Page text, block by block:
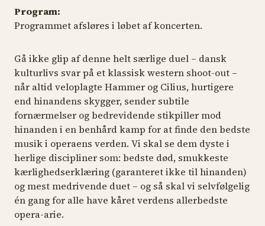
Program:
Programmet afsløres i løbet af koncerten.
Gå ikke glip af denne helt særlige duel – dansk
kulturlivs svar på et klassisk western shoot-out –
når altid veloplagte Hammer og Cilius, hurtigere
end hinandens skygger, sender subtile
fornærmelser og bedrevidende stikpiller mod
hinanden i en benhård kamp for at finde den bedste
musik i operaens verden. Vi skal se dem dyste i
herlige discipliner som: bedste død, smukkeste
kærlighedserklæring (garanteret ikke til hinanden)
og mest medrivende duet – og så skal vi selvfølgelig
én gang for alle have kåret verdens allerbedste
opera-arie.